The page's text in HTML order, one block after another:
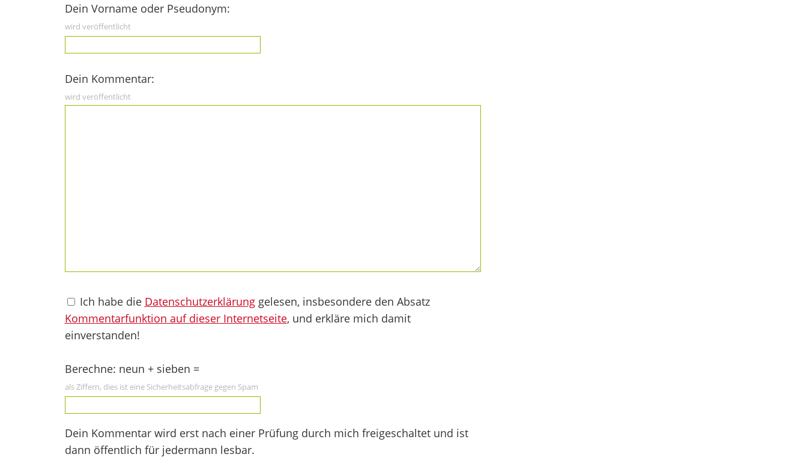
Dein Vorname oder Pseudonym:
wird veröffentlicht
Dein Kommentar:
wird veröffentlicht
Ich habe die Datenschutzerklärunggelesen, insbesondere den Absatz
Kommentarfunktion auf dieser Internetseite, und erkläre mich damit
einverstanden!
Berechne: neun + sieben =
als Ziffern, dies ist eine Sicherheitsabfrage gegen Spam
Dein Kommentar wird erst nach einer Prüfung durch mich freigeschaltet und ist
dann öffentlich für jedermann lesbar.